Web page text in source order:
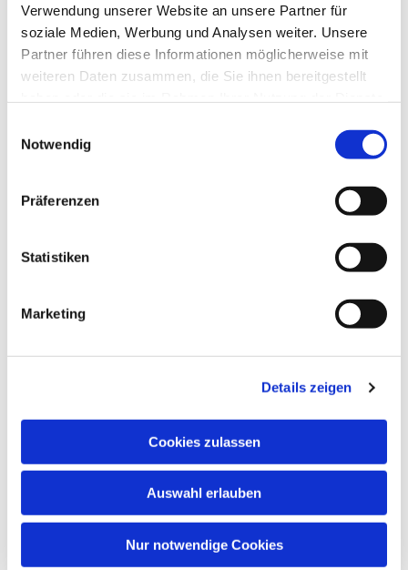
Verwendung unserer Website an unsere Partner für
soziale Medien, Werbung und Analysen weiter. Unsere
Partner führen diese Informationen möglicherweise mit
weiteren Daten zusammen, die Sie ihnen bereitgestellt
Notwendig
Präferenzen
Statistiken
Marketing
Details zeigen
Cookies zulassen
Auswahl erlauben
Nur notwendige Cookies